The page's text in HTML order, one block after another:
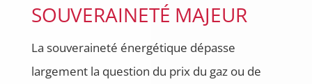
SOUVERAINETÉ MAJEUR
La souveraineté énergétique dépasse
largement la question du prix du gaz ou de